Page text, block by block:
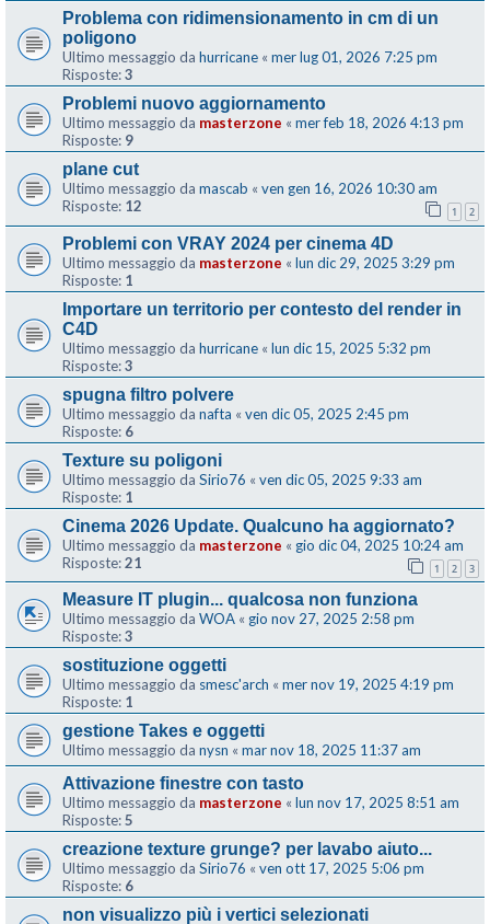
Problema con ridimensionamento in cm di un
poligono
Ultimo messaggio da hurricane « mer lug 01, 2026 7:25 pm
Risposte:3
Problemi nuovo aggiornamento
Ultimo messaggio da masterzone « mer feb 18, 2026 4:13 pm
Risposte: 9
plane cut
Ultimo messaggio da mascab « ven gen 16, 2026 10:30 am
Risposte: 12 1 2
Problemi con VRAY 2024 per cinema 4D
Ultimo messaggio da masterzone « lun dic 29, 2025 3:29 pm
Risposte: 1
Importare un territorio per contesto del render in
C4D
Ultimo messaggio da hurricane « lun dic 15, 2025 5:32 pm
Risposte:3
spugna filtro polvere
Ultimo messaggio da nafta « ven dic 05, 2025 2:45 pm
Risposte: 6
Texture su poligoni
Ultimo messaggio da Sirio76 « ven dic 05, 2025 9:33 am
Risposte: 1
Cinema 2026 Update. Qualcuno ha aggiornato?
Ultimo messaggio da masterzone « gio dic 04, 2025 10:24 am
Risposte:21 1 2 3
Measure IT plugin... qualcosa non funziona
Ultimo messaggio da WOA « gio nov 27, 2025 2:58 pm
Risposte:3
sostituzione oggetti
Ultimo messaggio da smesc'arch « mer nov 19, 2025 4:19 pm
Risposte: 1
gestione Takes e oggetti
Ultimo messaggio da nysn « mar nov 18, 2025 11:37 am
Attivazione finestre con tasto
Ultimo messaggio da masterzone « lun nov 17, 2025 8:51 am
Risposte:5
creazione texture grunge? per lavabo aiuto...
Ultimo messaggio da Sirio76 « ven ott 17, 2025 5:06 pm
Risposte: 6
non visualizzo più i vertici selezionati